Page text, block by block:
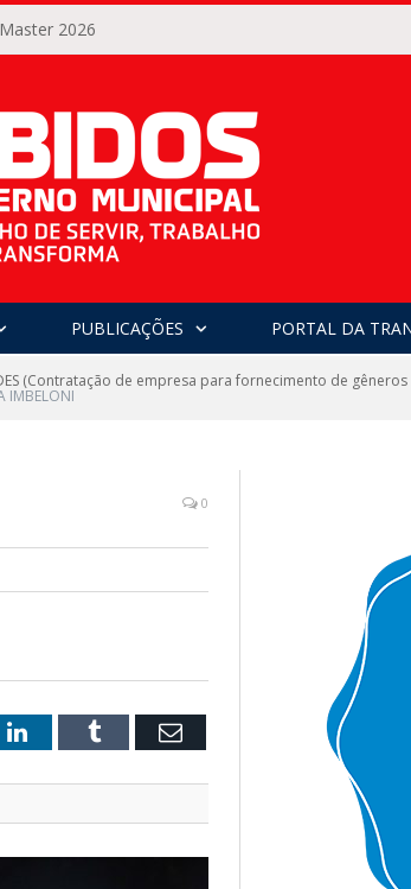
2026
PUBLICAÇÕES PORTAL DA
(Contratação de empresa para fornecimento de
IMBELONI
0
LinkedInTumblr Email